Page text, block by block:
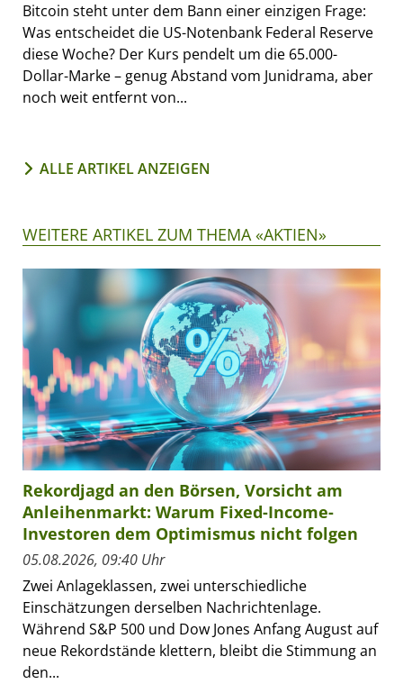
Bitcoin steht unter dem Bann einer einzigen Frage:
Was entscheidet die US-Notenbank Federal Reserve
diese Woche? Der Kurs pendelt um die 65.000-
Dollar-Marke – genug Abstand vom Junidrama, aber
noch weit entfernt von...
ALLE ARTIKEL ANZEIGEN
WEITERE ARTIKEL ZUM THEMA «AKTIEN»
Rekordjagd an den Börsen, Vorsicht am
Anleihenmarkt: Warum Fixed-Income-
Investoren dem Optimismus nicht folgen
05.08.2026, 09:40 Uhr
Zwei Anlageklassen, zwei unterschiedliche
Einschätzungen derselben Nachrichtenlage.
Während S&P 500 und Dow Jones Anfang August auf
neue Rekordstände klettern, bleibt die Stimmung an
den...